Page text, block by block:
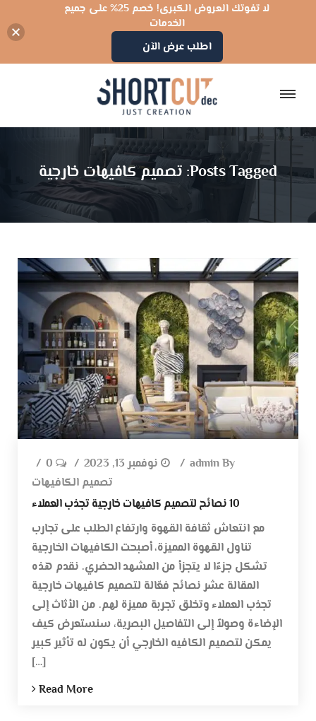
Posts Tagged: تصميم كافيهات خارجية
By
admin نوفمبر 13, 2023
تصميم الكافيهات
10 نصائح لتصميم كافيهات خارجية تجذب العملاء
مع انتعاش ثقافة القهوة وارتفاع الطلب على تجارب
تناول القهوة المميزة، أصبحت الكافيهات الخارجية
تشكل جزءًا لا يتجزأ من المشهد الحضري. نقدم هذه
المقالة عشر نصائح فعّالة لتصميم كافيهات خارجية
تجذب العملاء وتخلق تجربة مميزة لهم. من الأثاث إلى
الإضاءة وصولاً إلى التفاصيل البصرية، سنستعرض كيف
يمكن لتصميم الكافيه الخارجي أن يكون له تأثير كبير
[…]
Read More
لا تفوتك العروض الكبرى! خصم 25% على جميع
الخدمات
اطلب عرض الآن